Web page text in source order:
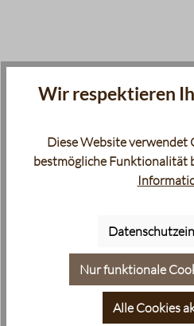
Wir respektieren
Diese Website verwendet
bestmögliche Funktionalität
Nur funktionale
Alle Cookies